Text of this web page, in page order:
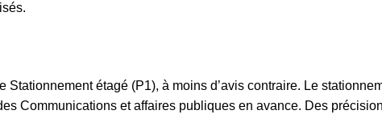
étagé (P1), à moins d’avis contraire. Le
Communications et affaires publiques en avance. Des